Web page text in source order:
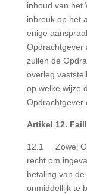
inhoud van het
inbreuk op het
enige
Opdrachtgever
zullen de
overleg
op welke wijze
Opdrachtgever
Artikel 12.
12.1 Zowel
recht om
betaling van
onmiddellijk te